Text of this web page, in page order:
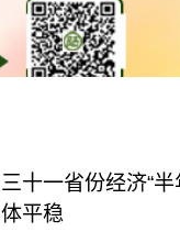
三十一省份经济“
体平稳